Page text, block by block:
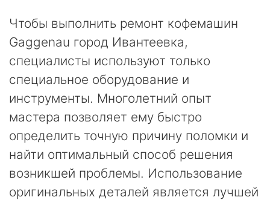
Чтобы выполнить ремонт кофемашин
Gaggenau город Ивантеевка,
специалисты используют только
специальное оборудование и
инструменты. Многолетний опыт
мастера позволяет ему быстро
определить точную причину поломки и
найти оптимальный способ решения
возникшей проблемы. Использование
оригинальных деталей является лучшей